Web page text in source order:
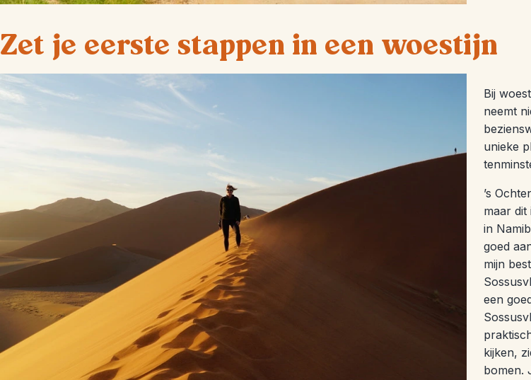
Zet je eerste stappen in een woestijn
Bij
neemt
unieke
’s
maar dit
in
goed
mijn
een
kijken,
bomen.